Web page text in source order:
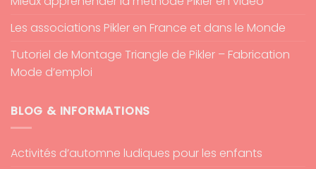
Les associations Pikler en France et dans le Monde
Tutoriel de Montage Triangle de Pikler – Fabrication
Mode d’emploi
BLOG & INFORMATIONS
Activités d’automne ludiques pour les enfants